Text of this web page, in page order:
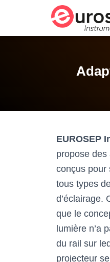
EUROSEP
propose des
conçus pour
tous types
d’éclairage.
que le
lumière n’a
du rail sur
projecteur